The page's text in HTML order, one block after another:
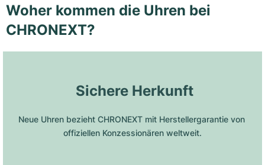
Woher kommen die Uhren bei
CHRONEXT?
Sichere Herkunft
Neue Uhren bezieht CHRONEXT mit Herstellergarantie von
offiziellen Konzessionären weltweit.